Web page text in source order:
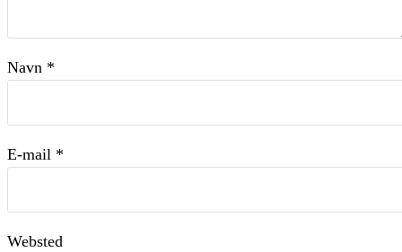
Navn *
E-mail *
Websted